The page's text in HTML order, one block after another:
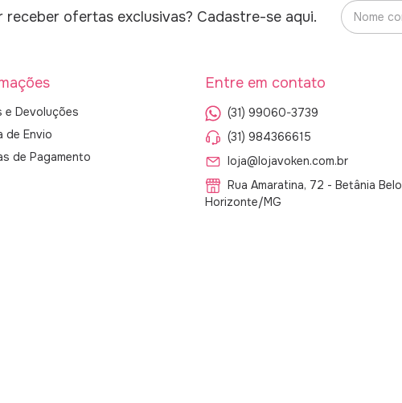
receber ofertas exclusivas? Cadastre-se aqui.
e Devoluções
de Envio
de Pagamento
Entre em contato
(31) 99060-3739
(31) 984366615
loja@lojavoken.com.br
Rua Amaratina, 72 - Betânia Belo
Horizonte/MG